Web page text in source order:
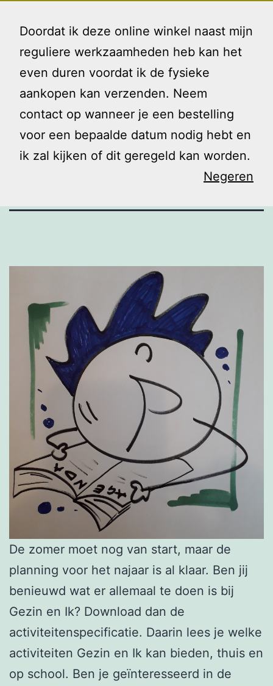
Doordat ik deze online winkel naast mijn
reguliere werkzaamheden heb kan het
even duren voordat ik de fysieke
aankopen kan verzenden. Neem
contact op wanneer je een bestelling
voor een bepaalde datum nodig hebt en
ik zal kijken of dit geregeld kan worden.
Negeren
naar
inhoud
Gezin
Planning
najaar 2019
De zomer moet nog van start, maar de
planning voor het najaar is al klaar. Ben jij
benieuwd wat er allemaal te doen is bij
Gezin en Ik? Download dan de
activiteitenspecificatie. Daarin lees je welke
activiteiten Gezin en Ik kan bieden, thuis en
op school. Ben je geïnteresseerd in de